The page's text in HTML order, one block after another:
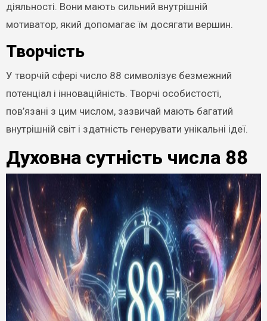
діяльності. Вони мають сильний внутрішній
мотиватор, який допомагає їм досягати вершин.
Творчість
У творчій сфері число 88 символізує безмежний
потенціал і інноваційність. Творчі особистості,
пов’язані з цим числом, зазвичай мають багатий
внутрішній світ і здатність генерувати унікальні ідеї.
Духовна сутність числа 88